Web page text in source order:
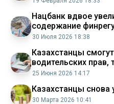
Нацбанк вдвое
содержание
30 Июля 2026 18:38
Казахстанцы
водительских прав,
на дом
25 Июня 2026 14:17
Казахстанцы снова
30 Марта 2026 10:41